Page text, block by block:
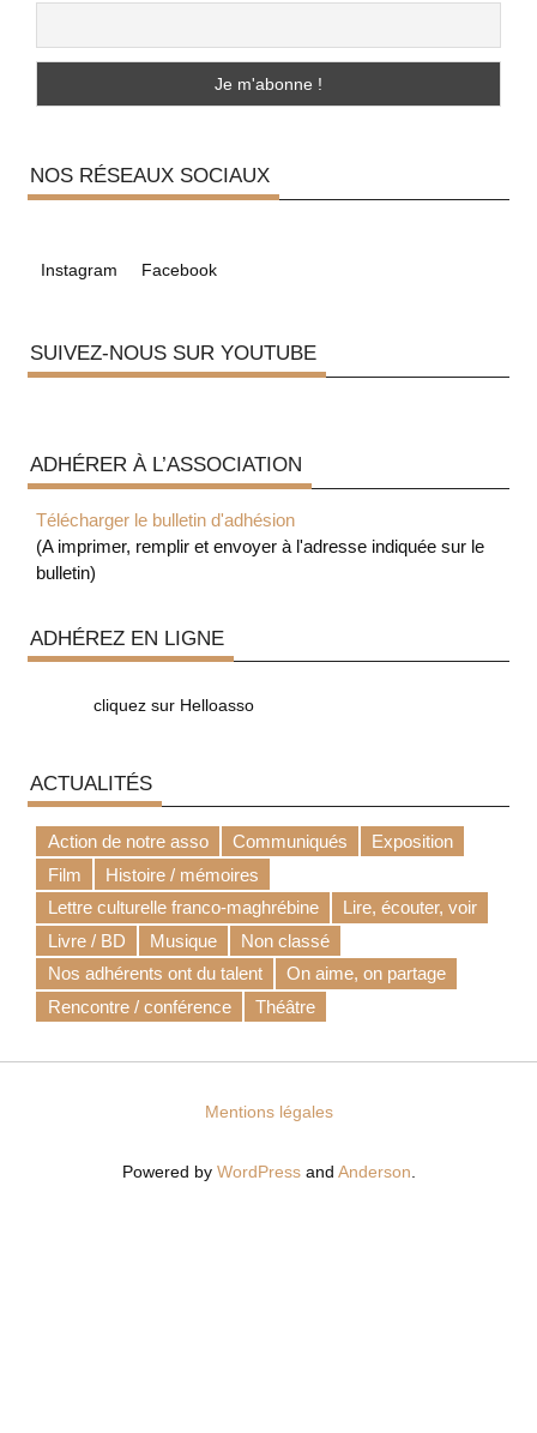
NOS RÉSEAUX SOCIAUX
Instagram Facebook
SUIVEZ-NOUS SUR YOUTUBE
ADHÉRER À L’ASSOCIATION
Télécharger le bulletin d'adhésion
(A imprimer, remplir et envoyer à l'adresse indiquée sur le
bulletin)
ADHÉREZ EN LIGNE
cliquez sur Helloasso
ACTUALITÉS
Action de notre asso Communiqués
Exposition
Film
Histoire / mémoires
Lettre culturelle franco-maghrébine
Lire, écouter, voir
Livre / BD
Musique
Non classé
Nos adhérents ont du talent
On aime, on partage
Rencontre / conférence
Théâtre
Mentions légales
Powered by WordPressand Anderson